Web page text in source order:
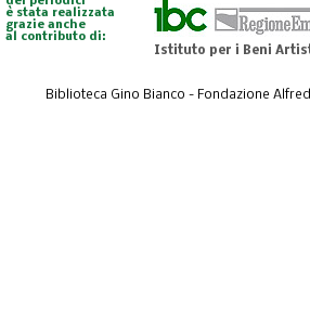
è stata realizzata
grazie anche
al contributo di:
Istituto per i Beni
Biblioteca Gino Bianco - Fondazione Alfred